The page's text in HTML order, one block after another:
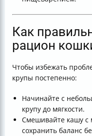
Как
рацион
Чтобы избежать
крупы постепенно:
Начинайте с
крупу до мягкости.
Смешивайте кашу с
сохранить баланс